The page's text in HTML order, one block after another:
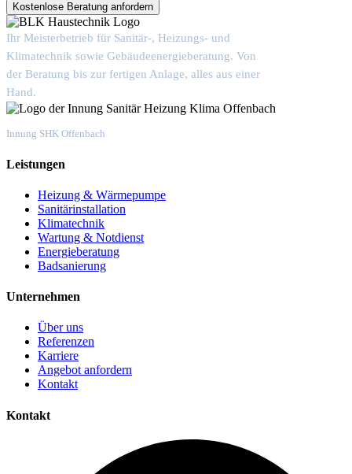
Kostenlose Beratung anfordern
Ihr Meisterbetrieb für Sanitär-, Heizungs- und
Klimatechnik sowie Gebäudeenergieberatung. Von
der Beratung bis zur fertigen Anlage, alles aus einer
Hand.
Innung SHK Offenbach
Leistungen
Heizung & Wärmepumpe
Sanitärinstallation
Klimatechnik
Wartung & Notdienst
Energieberatung
Badsanierung
Unternehmen
Über uns
Referenzen
Karriere
Angebot anfordern
Kontakt
Kontakt